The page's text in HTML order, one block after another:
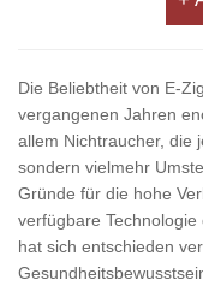
Die Beliebtheit von E-
vergangenen Jahren
allem Nichtraucher, die
sondern vielmehr
Gründe für die hohe
verfügbare
hat sich entschieden